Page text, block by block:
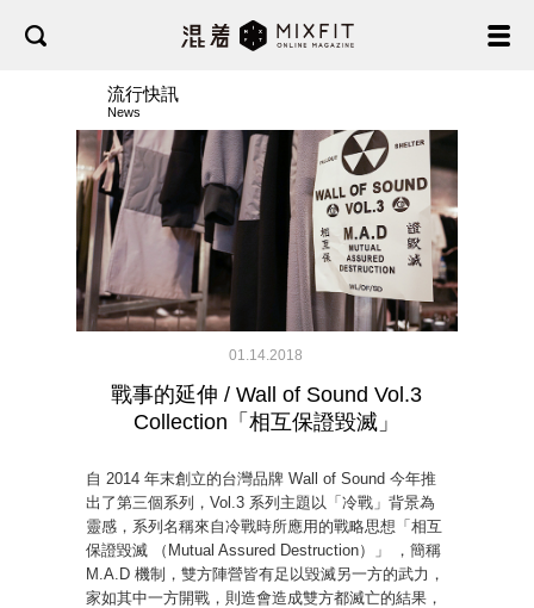
流行快訊
News
01.14.2018
戰事的延伸 / Wall of Sound Vol.3
Collection「相互保證毀滅」
自 2014 年末創立的台灣品牌 Wall of Sound 今年推
出了第三個系列，Vol.3 系列主題以「冷戰」背景為
靈感，系列名稱來自冷戰時所應用的戰略思想「相互
保證毀滅 （Mutual Assured Destruction）」 ，簡稱
M.A.D 機制，雙方陣營皆有足以毀滅另一方的武力，
家如其中一方開戰，則造會造成雙方都滅亡的結果，